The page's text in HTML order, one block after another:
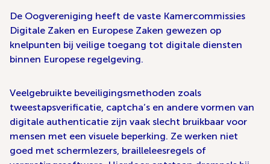
De Oogvereniging heeft de vaste Kamercommissies
Digitale Zaken en Europese Zaken gewezen op
knelpunten bij veilige toegang tot digitale diensten
binnen Europese regelgeving.
Veelgebruikte beveiligingsmethoden zoals
tweestapsverificatie, captcha’s en andere vormen van
digitale authenticatie zijn vaak slecht bruikbaar voor
mensen met een visuele beperking. Ze werken niet
goed met schermlezers, brailleleesregels of